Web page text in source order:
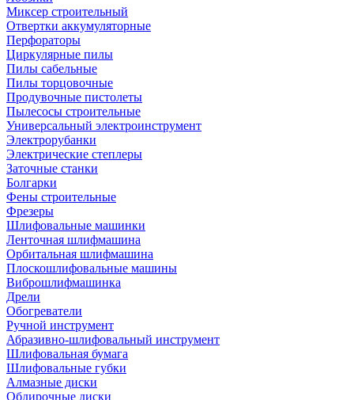
Миксер строительный
Отвертки аккумуляторные
Перфораторы
Циркулярные пилы
Пилы сабельные
Пилы торцовочные
Продувочные пистолеты
Пылесосы строительные
Универсальный электроинструмент
Электрорубанки
Электрические степлеры
Заточные станки
Болгарки
Фены строительные
Фрезеры
Шлифовальные машинки
Ленточная шлифмашина
Орбитальная шлифмашина
Плоскошлифовальные машины
Виброшлифмашинка
Дрели
Обогреватели
Ручной инструмент
Абразивно-шлифовальный инструмент
Шлифовальная бумага
Шлифовальные губки
Алмазные диски
Обдирочные диски